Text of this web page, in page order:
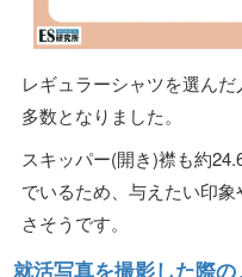
レギュラーシャツを選んだ
多数となりました。
スキッパー(開き)襟も約
でいるため、与えたい印
さそうです。
就活写真を撮影した際